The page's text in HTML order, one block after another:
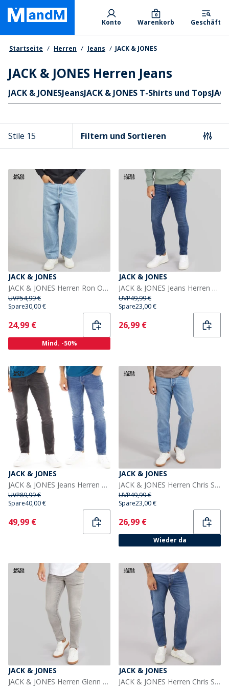
Skip
main
content
Primary departments
Konto Warenkorb
0
Geschäft
Brotkrumen
Startseite Herren Jeans JACK & JONES
JACK & JONES Herren Jeans
Schnellzugriff
JACK & JONESJeansJACK & JONES T-Shirts und Tops
Stile 15 Filtern und Sortieren
JACK & JONES
JACK & JONES Herren Ron Original AM 192 Loose Jeans Blue Denim
UVP54,99 €
Spare30,00 €
Current
24,99 €
Mind. -50%
JACK & JONES
JACK & JONES Jeans Herren Glenn SQ 327 Slim Fit Blau
UVP49,99 €
Spare23,00 €
Current
26,99 €
JACK & JONES
JACK & JONES Jeans Herren Glenn Sq354/327 2er-Pack Blau/Schwarz
UVP89,99 €
Spare40,00 €
Current
49,99 €
JACK & JONES
JACK & JONES Herren Chris SQ 957 Relaxed Fit Jeans Blaue Denim
UVP49,99 €
Spare23,00 €
Current
26,99 €
Wieder da
JACK & JONES
JACK & JONES Herren Glenn Original 333 Slim Fit Jeans Grey Denim
JACK & JONES
JACK & JONES Herren Chris SQ 959 Jeans mit lockerer Passform Blau